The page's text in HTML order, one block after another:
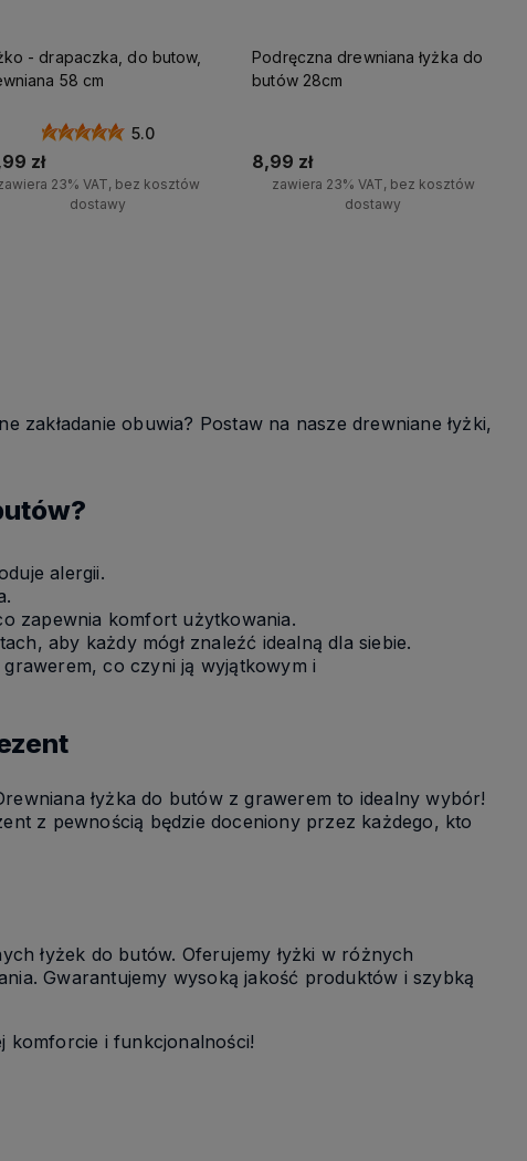
- drapaczka, do butow,
58 cm
5.0
zł
23% VAT, bez kosztów
dostawy
Podręczna drewniana łyżka do
butów 28cm
8,99 zł
zawiera 23% VAT, bez kosztów
dostawy
zakładanie obuwia? Postaw na nasze drewniane łyżki,
alergii.
zapewnia komfort użytkowania.
aby każdy mógł znaleźć idealną dla siebie.
grawerem, co czyni ją wyjątkowym i
łyżka do butów z grawerem to idealny wybór!
z pewnością będzie doceniony przez każdego, kto
łyżek do butów. Oferujemy łyżki w różnych
Gwarantujemy wysoką jakość produktów i szybką
komforcie i funkcjonalności!